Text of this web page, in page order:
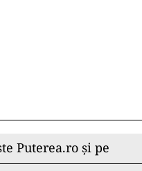
Puterea.ro și pe